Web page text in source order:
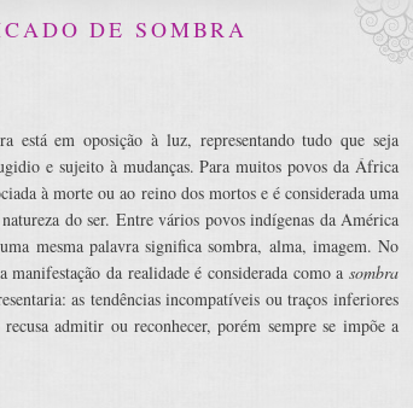
DE SOMBRA
está em oposição à luz, representando tudo que seja
e sujeito à mudanças. Para muitos povos da África
à morte ou ao reino dos mortos e é considerada uma
natureza do ser. Entre vários povos indígenas da América
mesma palavra significa sombra, alma, imagem. No
manifestação da realidade é considerada como a sombra
as tendências incompatíveis ou traços inferiores
admitir ou reconhecer, porém sempre se impõe a